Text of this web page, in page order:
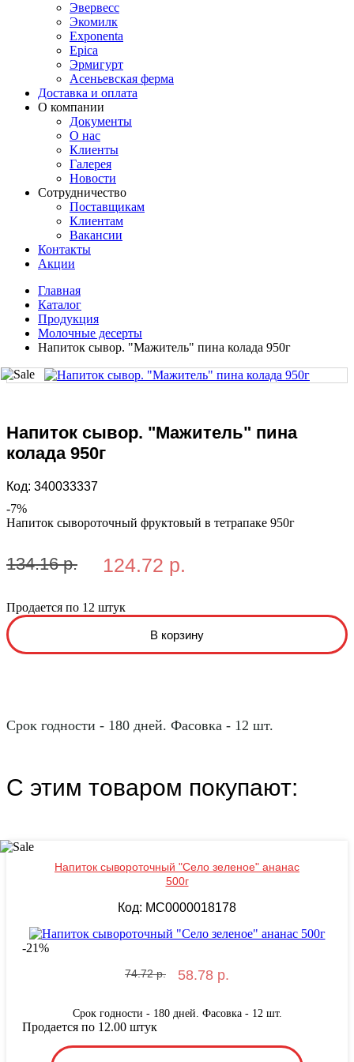
Эвервесс
Экомилк
Exponenta
Epica
Эрмигурт
Асеньевская ферма
Доставка и оплата
О компании
Документы
О нас
Клиенты
Галерея
Новости
Сотрудничество
Поставщикам
Клиентам
Вакансии
Контакты
Акции
Главная
Каталог
Продукция
Молочные десерты
Напиток сывор. "Мажитель" пина колада 950г
Напиток сывор. "Мажитель" пина
колада 950г
Код: 340033337
-7%
Напиток сывороточный фруктовый в тетрапаке 950г
134.16 р. 124.72 р.
Продается по 12 штук
Срок годности - 180 дней. Фасовка - 12 шт.
С этим товаром покупают:
Напиток сывороточный "Село зеленое" ананас
500г
Код: MС0000018178
-21%
74.72 р. 58.78 р.
Срок годности - 180 дней. Фасовка - 12 шт.
Продается по 12.00 штук